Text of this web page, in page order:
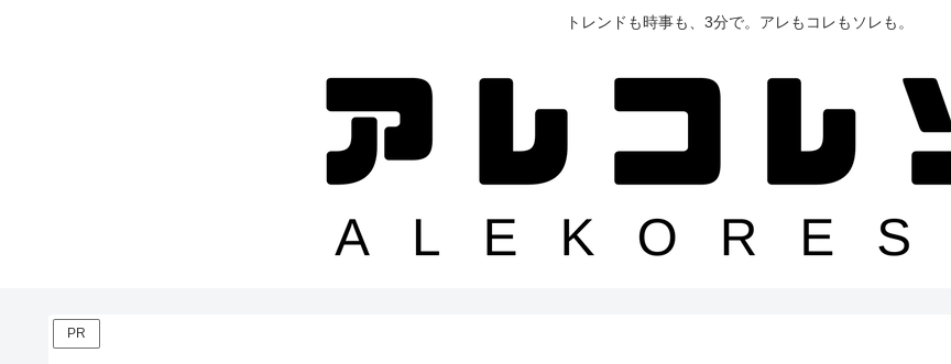
トレンドも時事も、3分で。アレもコレもソレも。
PR